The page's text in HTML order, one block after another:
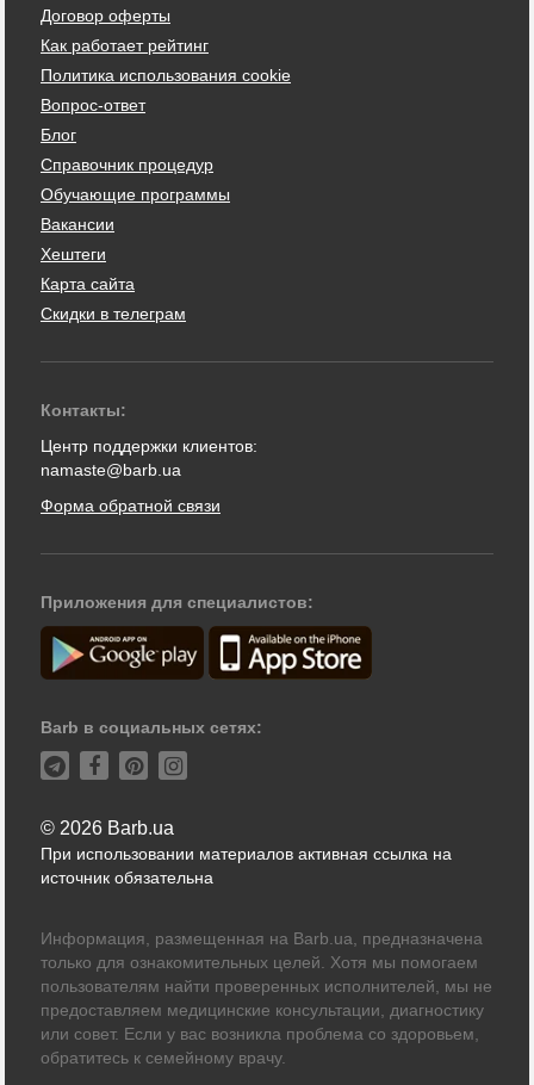
Договор оферты
Как работает рейтинг
Политика использования cookie
Вопрос-ответ
Блог
Справочник процедур
Обучающие программы
Вакансии
Хештеги
Карта сайта
Скидки в телеграм
Контакты:
Центр поддержки клиентов:
namaste@barb.ua
Форма обратной связи
Приложения для специалистов:
Barb в социальных сетях:
© 2026 Barb.ua
При использовании материалов активная ссылка на
источник обязательна
Информация, размещенная на Barb.ua, предназначена
только для ознакомительных целей. Хотя мы помогаем
пользователям найти проверенных исполнителей, мы не
предоставляем медицинские консультации, диагностику
или совет. Если у вас возникла проблема со здоровьем,
обратитесь к семейному врачу.